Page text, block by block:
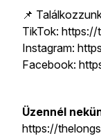
📌
TikTok:
Instagram:
Facebook:
Üzennél
https://